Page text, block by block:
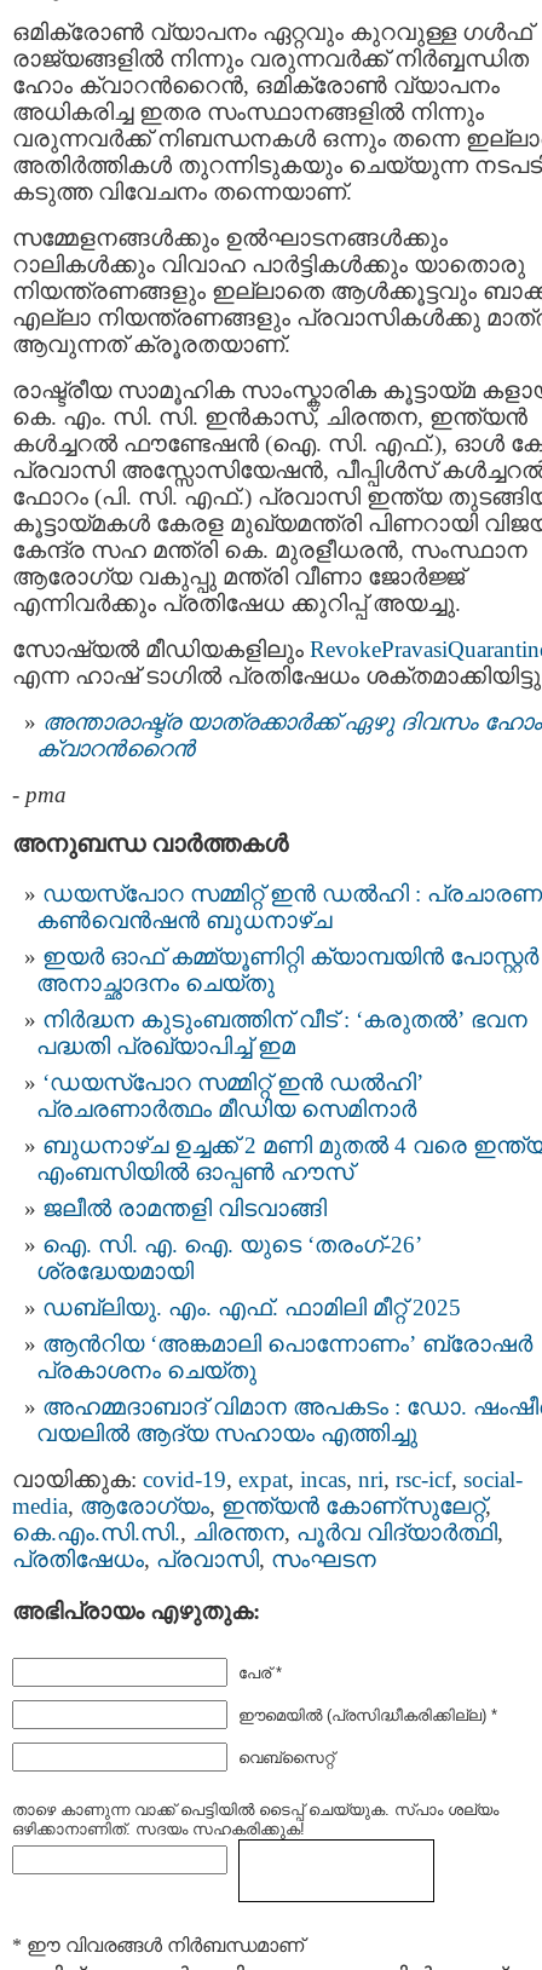
ഒമിക്രോൺ വ്യാപനം ഏറ്റവും കുറവുള്ള ഗൾഫ്
രാജ്യങ്ങളിൽ നിന്നും വരുന്നവര്‍ക്ക് നിര്‍ബ്ബന്ധിത
ഹോം ക്വാറന്‍റൈന്‍, ഒമിക്രോണ്‍ വ്യാപനം
അധികരിച്ച ഇതര സംസ്ഥാനങ്ങളിൽ നിന്നും
വരുന്നവര്‍ക്ക് നിബന്ധനകള്‍ ഒന്നും തന്നെ
അതിർത്തികൾ തുറന്നിടുകയും ചെയ്യുന്ന
കടുത്ത വിവേചനം തന്നെയാണ്.
സമ്മേളനങ്ങൾക്കും ഉല്‍ഘാടനങ്ങള്‍ക്കും
റാലികൾക്കും വിവാഹ പാർട്ടികൾക്കും യാതൊരു
നിയന്ത്രണങ്ങളും ഇല്ലാതെ ആള്‍ക്കൂട്ടവും
എല്ലാ നിയന്ത്രണങ്ങളും പ്രവാസികള്‍ക്കു
ആവുന്നത് ക്രൂരതയാണ്.
രാഷ്ട്രീയ സാമൂഹിക സാംസ്കാരിക കൂട്ടായ്മ
കെ. എം. സി. സി. ഇന്‍കാസ്, ചിരന്തന, ഇന്ത്യന്‍
കള്‍ച്ചറല്‍ ഫൗണ്ടേഷന്‍ (ഐ. സി. എഫ്.), ഓൾ
പ്രവാസി അസ്സോസിയേഷൻ, പീപ്പിൾസ്
ഫോറം (പി. സി. എഫ്.) പ്രവാസി ഇന്ത്യ
കൂട്ടായ്മകള്‍ കേരള മുഖ്യമന്ത്രി പിണറായി
കേന്ദ്ര സഹ മന്ത്രി കെ. മുരളീധരന്‍, സംസ്ഥാന
ആരോഗ്യ വകുപ്പു മന്ത്രി വീണാ ജോര്‍ജ്ജ്
എന്നിവര്‍ക്കും പ്രതിഷേധ ക്കുറിപ്പ് അയച്ചു.
സോഷ്യല്‍ മീഡിയകളിലും
എന്ന ഹാഷ് ടാഗില്‍ പ്രതിഷേധം
അന്താരാഷ്ട്ര യാത്രക്കാർക്ക് ഏഴു ദിവസം ഹോം
ക്വാറന്‍റൈന്‍
- pma
അനുബന്ധ വാര്‍ത്തകള്‍
ഡയസ്പോറ സമ്മിറ്റ് ഇൻ ഡൽഹി : പ്രചാരണ
കൺവെൻഷൻ ബുധനാഴ്ച
ഇയർ ഓഫ് കമ്മ്യൂണിറ്റി ക്യാമ്പയിൻ പോസ്റ്റർ
അനാച്ഛാദനം ചെയ്തു
നിർദ്ധന കുടുംബത്തിന് വീട് : ‘കരുതൽ’ ഭവന
പദ്ധതി പ്രഖ്യാപിച്ച് ഇമ
‘ഡയസ്പോറ സമ്മിറ്റ് ഇൻ ഡൽഹി’
പ്രചരണാർത്ഥം മീഡിയ സെമിനാർ
ബുധനാഴ്ച ഉച്ചക്ക് 2 മണി മുതൽ 4 വരെ
എംബസിയിൽ ഓപ്പൺ ഹൗസ്
ജലീൽ രാമന്തളി വിടവാങ്ങി
ഐ. സി. എ. ഐ. യുടെ ‘തരംഗ്-26’
ശ്രദ്ധേയമായി
ഡബ്ലിയു. എം. എഫ്. ഫാമിലി മീറ്റ് 2025
ആൻറിയ ‘അങ്കമാലി പൊന്നോണം’ ബ്രോഷർ
പ്രകാശനം ചെയ്തു
അഹമ്മദാബാദ് വിമാന അപകടം : ഡോ.
വയലിൽ ആദ്യ സഹായം എത്തിച്ചു
വായിക്കുക: covid-19, expat, incas, nri, rsc-icf, social-
media, ആരോഗ്യം, ഇന്ത്യന്‍ കോണ്സുലേറ്റ്,
കെ.എം.സി.സി., ചിരന്തന, പൂര്‍വ വിദ്യാര്‍ത്ഥി,
പ്രതിഷേധം, പ്രവാസി, സംഘടന
അഭിപ്രായം എഴുതുക:
പേര് *
ഈമെയില്‍ (പ്രസിദ്ധീകരിക്കില്ല) *
വെബ്സൈറ്റ്
താഴെ കാണുന്ന വാക്ക് പെട്ടിയില്‍ ടൈപ്പ്‌ ചെയ്യുക. സ്പാം ശല്യം
ഒഴിക്കാനാണിത്. സദയം സഹകരിക്കുക!
* ഈ വിവരങ്ങള്‍ നിര്‍ബന്ധമാണ്